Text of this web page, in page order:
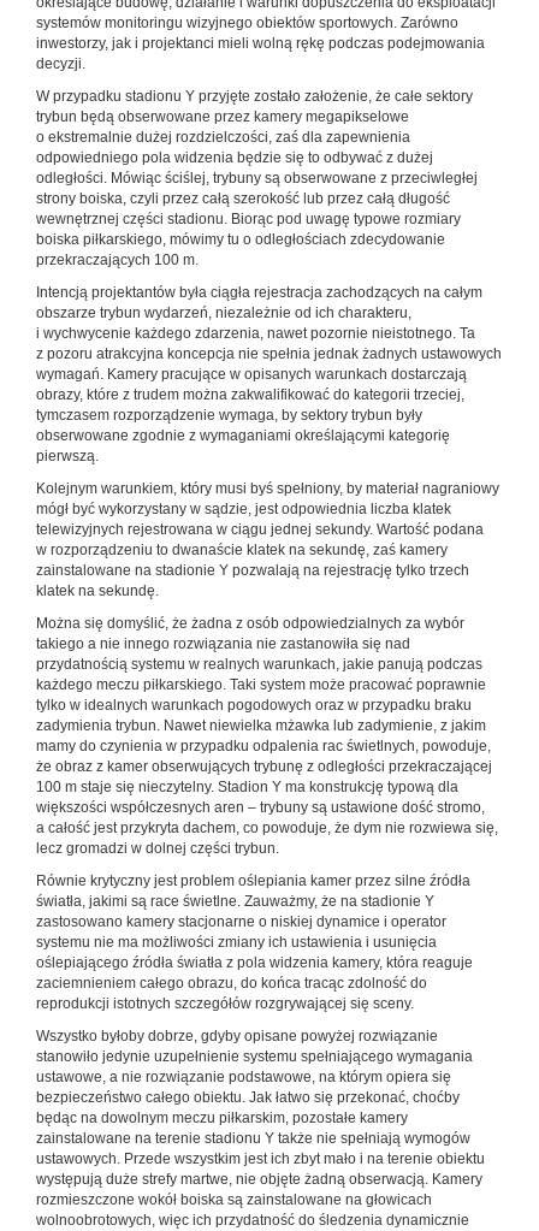
systemów monitoringu wizyjnego obiektów sportowych. Zarówno
inwestorzy, jak i projektanci mieli wolną rękę podczas podejmowania
decyzji.
W przypadku stadionu Y przyjęte zostało założenie, że całe sektory
trybun będą obserwowane przez kamery megapikselowe
o ekstremalnie dużej rozdzielczości, zaś dla zapewnienia
odpowiedniego pola widzenia będzie się to odbywać z dużej
odległości. Mówiąc ściślej, trybuny są obserwowane z przeciwległej
strony boiska, czyli przez całą szerokość lub przez całą długość
wewnętrznej części stadionu. Biorąc pod uwagę typowe rozmiary
boiska piłkarskiego, mówimy tu o odległościach zdecydowanie
przekraczających 100 m.
Intencją projektantów była ciągła rejestracja zachodzących na całym
obszarze trybun wydarzeń, niezależnie od ich charakteru,
i wychwycenie każdego zdarzenia, nawet pozornie nieistotnego. Ta
z pozoru atrakcyjna koncepcja nie spełnia jednak żadnych ustawowych
wymagań. Kamery pracujące w opisanych warunkach dostarczają
obrazy, które z trudem można zakwalifikować do kategorii trzeciej,
tymczasem rozporządzenie wymaga, by sektory trybun były
obserwowane zgodnie z wymaganiami określającymi kategorię
pierwszą.
Kolejnym warunkiem, który musi byś spełniony, by materiał nagraniowy
mógł być wykorzystany w sądzie, jest odpowiednia liczba klatek
telewizyjnych rejestrowana w ciągu jednej sekundy. Wartość podana
w rozporządzeniu to dwanaście klatek na sekundę, zaś kamery
zainstalowane na stadionie Y pozwalają na rejestrację tylko trzech
klatek na sekundę.
Można się domyślić, że żadna z osób odpowiedzialnych za wybór
takiego a nie innego rozwiązania nie zastanowiła się nad
przydatnością systemu w realnych warunkach, jakie panują podczas
każdego meczu piłkarskiego. Taki system może pracować poprawnie
tylko w idealnych warunkach pogodowych oraz w przypadku braku
zadymienia trybun. Nawet niewielka mżawka lub zadymienie, z jakim
mamy do czynienia w przypadku odpalenia rac świetlnych, powoduje,
że obraz z kamer obserwujących trybunę z odległości przekraczającej
100 m staje się nieczytelny. Stadion Y ma konstrukcję typową dla
większości współczesnych aren – trybuny są ustawione dość stromo,
a całość jest przykryta dachem, co powoduje, że dym nie rozwiewa się,
lecz gromadzi w dolnej części trybun.
Równie krytyczny jest problem oślepiania kamer przez silne źródła
światła, jakimi są race świetlne. Zauważmy, że na stadionie Y
zastosowano kamery stacjonarne o niskiej dynamice i operator
systemu nie ma możliwości zmiany ich ustawienia i usunięcia
oślepiającego źródła światła z pola widzenia kamery, która reaguje
zaciemnieniem całego obrazu, do końca tracąc zdolność do
reprodukcji istotnych szczegółów rozgrywającej się sceny.
Wszystko byłoby dobrze, gdyby opisane powyżej rozwiązanie
stanowiło jedynie uzupełnienie systemu spełniającego wymagania
ustawowe, a nie rozwiązanie podstawowe, na którym opiera się
bezpieczeństwo całego obiektu. Jak łatwo się przekonać, choćby
będąc na dowolnym meczu piłkarskim, pozostałe kamery
zainstalowane na terenie stadionu Y także nie spełniają wymogów
ustawowych. Przede wszystkim jest ich zbyt mało i na terenie obiektu
występują duże strefy martwe, nie objęte żadną obserwacją. Kamery
rozmieszczone wokół boiska są zainstalowane na głowicach
wolnoobrotowych, więc ich przydatność do śledzenia dynamicznie